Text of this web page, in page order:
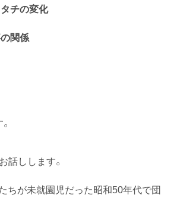
チの変化
関係
話しします。
ちが未就園児だった昭和50年代で団